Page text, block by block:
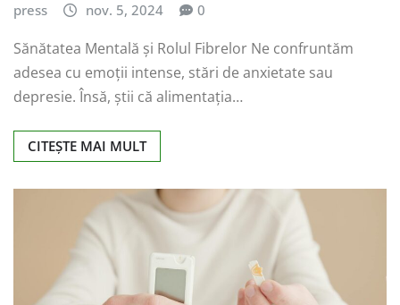
press nov. 5, 2024 0
Sănătatea Mentală și Rolul Fibrelor Ne confruntăm
adesea cu emoții intense, stări de anxietate sau
depresie. Însă, știi că alimentația…
CITEȘTE MAI MULT